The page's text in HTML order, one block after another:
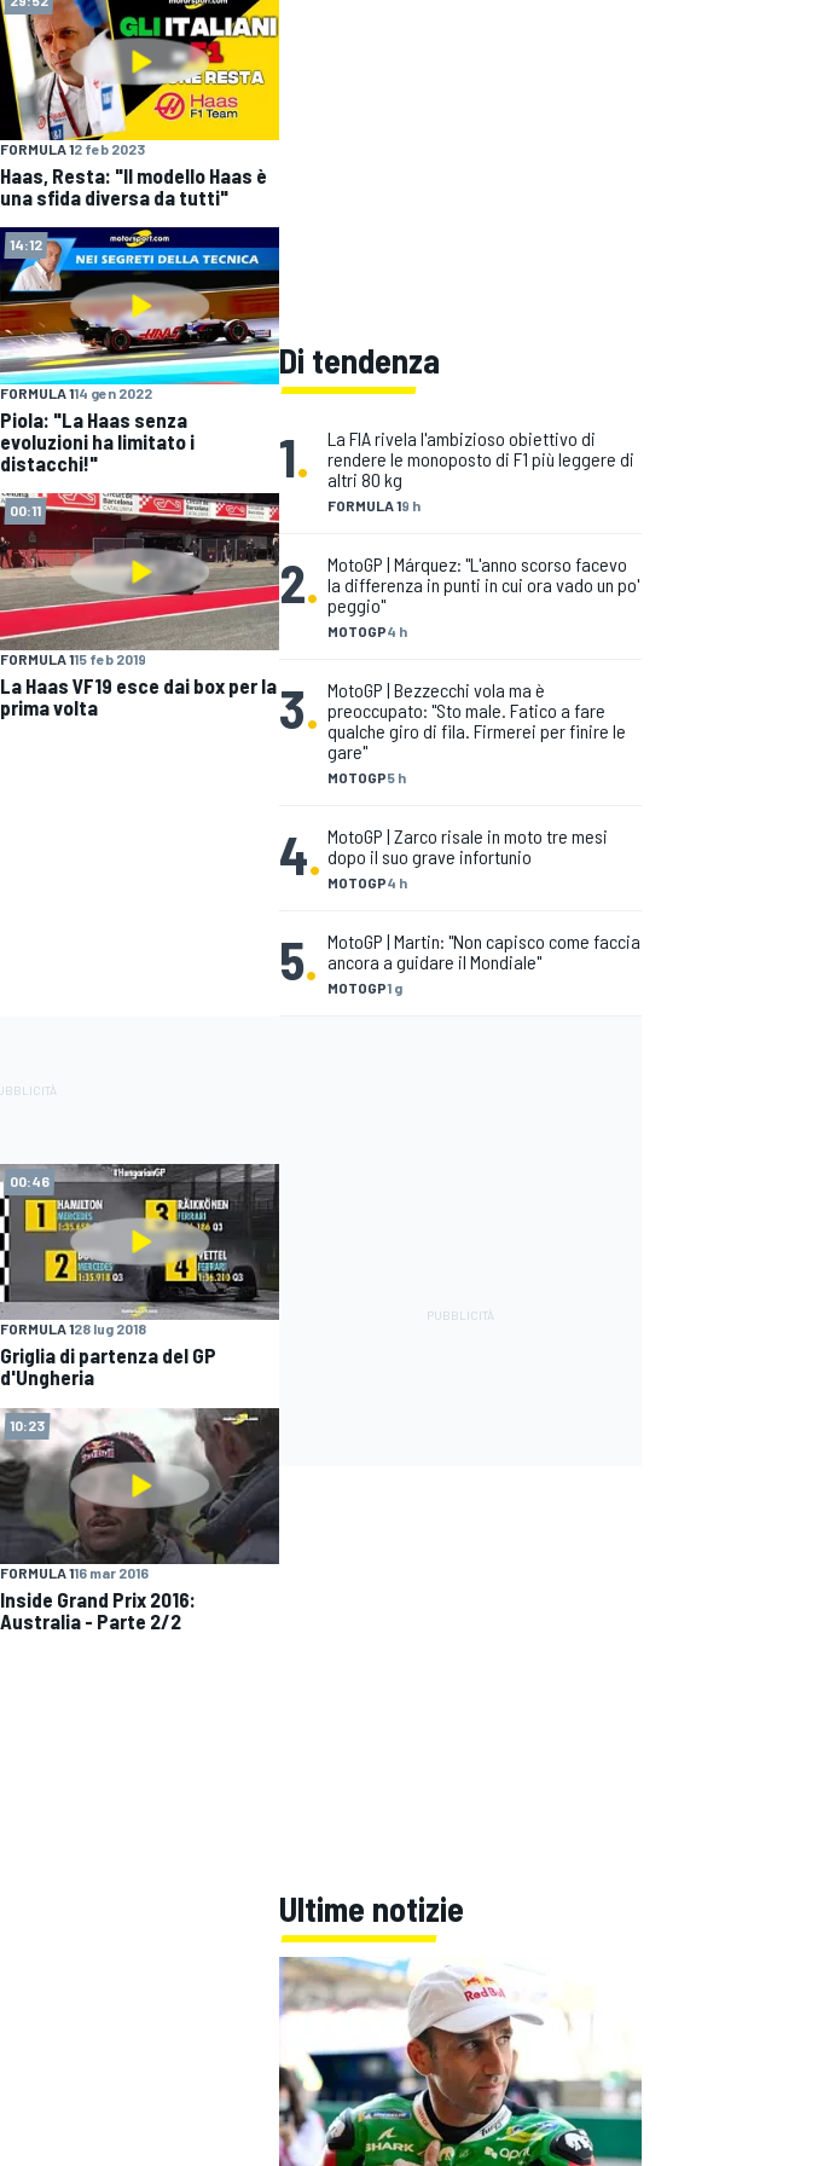
FORMULA 12 feb 2023
Haas, Resta: "Il modello Haas è
una sfida diversa da tutti"
14:12
FORMULA 114 gen 2022
Piola: "La Haas senza
evoluzioni ha limitato i
distacchi!"
00:11
FORMULA 115 feb 2019
La Haas VF19 esce dai box per la
prima volta
Di tendenza
1.
FORMULA 19 h
La FIA rivela l'ambizioso obiettivo di
rendere le monoposto di F1 più leggere di
altri 80 kg
2.
MOTOGP4 h
MotoGP | Márquez: "L'anno scorso facevo
la differenza in punti in cui ora vado un po'
peggio"
3.
MOTOGP5 h
MotoGP | Bezzecchi vola ma è
preoccupato: "Sto male. Fatico a fare
qualche giro di fila. Firmerei per finire le
gare"
4. MOTOGP4 h
MotoGP | Zarco risale in moto tre mesi
dopo il suo grave infortunio
5. MOTOGP1 g
MotoGP | Martin: "Non capisco come faccia
ancora a guidare il Mondiale"
00:46
FORMULA 128 lug 2018
Griglia di partenza del GP
d'Ungheria
10:23
FORMULA 116 mar 2016
Inside Grand Prix 2016:
Australia - Parte 2/2
Ultime notizie